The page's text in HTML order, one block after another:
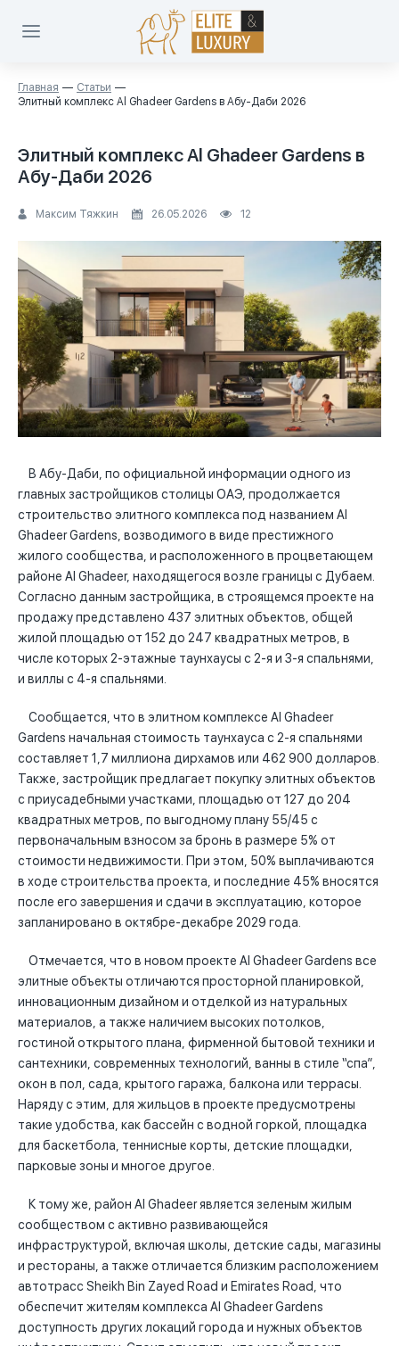
Главная
Статьи
Элитный комплекс Al Ghadeer Gardens в Абу-Даби 2026
Элитный комплекс Al Ghadeer Gardens в
Абу-Даби 2026
Максим Тяжкин 26.05.2026 12
В Абу-Даби, по официальной информации одного из
главных застройщиков столицы ОАЭ, продолжается
строительство элитного комплекса под названием Al
Ghadeer Gardens, возводимого в виде престижного
жилого сообщества, и расположенного в процветающем
районе Al Ghadeer, находящегося возле границы с Дубаем.
Согласно данным застройщика, в строящемся проекте на
продажу представлено 437 элитных объектов, общей
жилой площадью от 152 до 247 квадратных метров, в
числе которых 2-этажные таунхаусы с 2-я и 3-я спальнями,
и виллы с 4-я спальнями.
Сообщается, что в элитном комплексе Al Ghadeer
Gardens начальная стоимость таунхауса с 2-я спальнями
составляет 1,7 миллиона дирхамов или 462 900 долларов.
Также, застройщик предлагает покупку элитных объектов
с приусадебными участками, площадью от 127 до 204
квадратных метров, по выгодному плану 55/45 с
первоначальным взносом за бронь в размере 5% от
стоимости недвижимости. При этом, 50% выплачиваются
в ходе строительства проекта, и последние 45% вносятся
после его завершения и сдачи в эксплуатацию, которое
запланировано в октябре-декабре 2029 года.
Отмечается, что в новом проекте Al Ghadeer Gardens все
элитные объекты отличаются просторной планировкой,
инновационным дизайном и отделкой из натуральных
материалов, а также наличием высоких потолков,
гостиной открытого плана, фирменной бытовой техники и
сантехники, современных технологий, ванны в стиле “спа”,
окон в пол, сада, крытого гаража, балкона или террасы.
Наряду с этим, для жильцов в проекте предусмотрены
такие удобства, как бассейн с водной горкой, площадка
для баскетбола, теннисные корты, детские площадки,
парковые зоны и многое другое.
К тому же, район Al Ghadeer является зеленым жилым
сообществом с активно развивающейся
инфраструктурой, включая школы, детские сады, магазины
и рестораны, а также отличается близким расположением
автотрасс Sheikh Bin Zayed Road и Emirates Road, что
обеспечит жителям комплекса Al Ghadeer Gardens
доступность других локаций города и нужных объектов